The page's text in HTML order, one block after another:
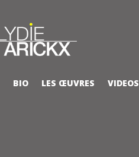
BIO LES ŒUVRES VIDEOS